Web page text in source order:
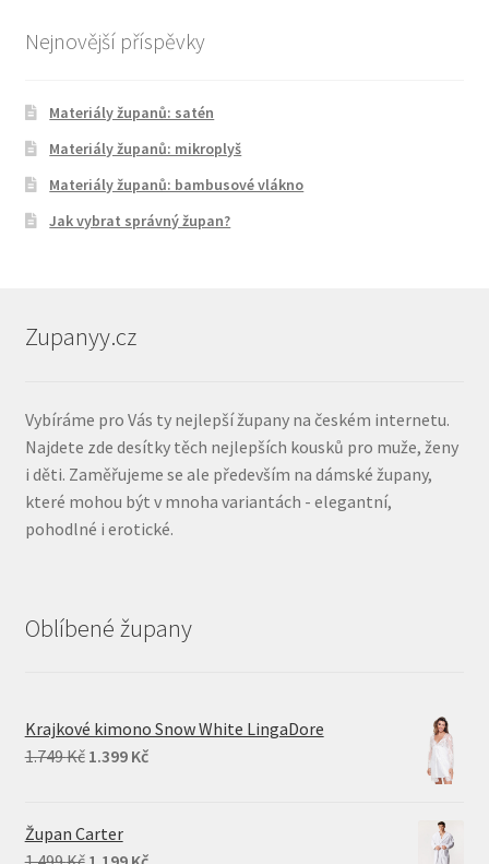
Nejnovější příspěvky
Materiály županů: satén
Materiály županů: mikroplyš
Materiály županů: bambusové vlákno
Jak vybrat správný župan?
Zupanyy.cz
Vybíráme pro Vás ty nejlepší župany na českém internetu.
Najdete zde desítky těch nejlepších kousků pro muže, ženy
i děti. Zaměřujeme se ale především na dámské župany,
které mohou být v mnoha variantách - elegantní,
pohodlné i erotické.
Oblíbené župany
Krajkové kimono Snow White LingaDore
1.749Kč Original
1.749 Kč.
1.399 KčCurrent
Župan Carter
OriginalCurrent